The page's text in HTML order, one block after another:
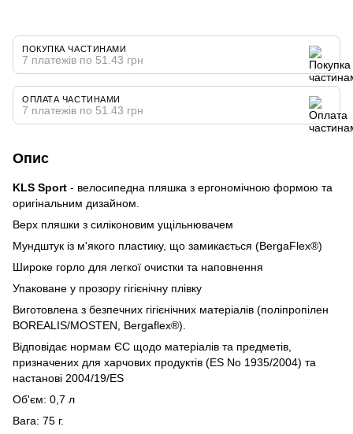
ПОКУПКА ЧАСТИНАМИ
7 платежів по 51.43 грн
ОПЛАТА ЧАСТИНАМИ
7 платежів по 51.43 грн
Опис
KLS Sport - велосипедна пляшка з ергономічною формою та
оригінальним дизайном.
Верх пляшки з силіконовим ущільнювачем
Мундштук із м'якого пластику, що замикається (BergaFlex®)
Широке горло для легкої очистки та наповнення
Упаковане у прозору гігієнічну плівку
Виготовлена з безпечних гігієнічних матеріалів (поліпропілен
BOREALIS/MOSTEN, Bergaflex®).
Відповідає нормам ЄС щодо матеріалів та предметів,
призначених для харчових продуктів (ES No 1935/2004) та
настанові 2004/19/ES
Об'єм: 0,7 л
Вага: 75 г.